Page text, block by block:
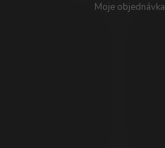
Moje objednávka